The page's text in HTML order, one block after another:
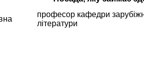
професор кафедри
літератури